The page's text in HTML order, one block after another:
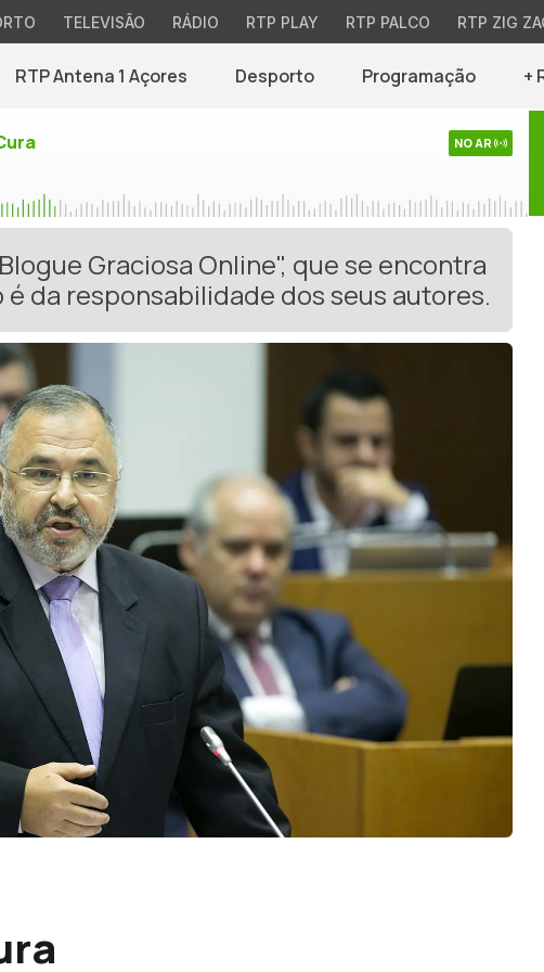
TELEVISÃO RÁDIO RTP PLAY RTP PALCO RTP ZIG
RTP Antena 1 Açores Desporto Programação +
NO AR
Graciosa Online", que se encontra
da responsabilidade dos seus autores.